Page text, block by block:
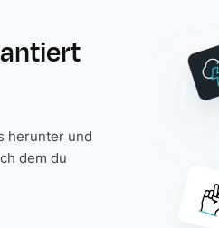
herunter und
dem du